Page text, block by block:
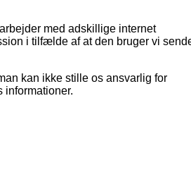
med adskillige internet
i tilfælde af at den bruger vi
kan ikke stille os ansvarlig for
informationer.